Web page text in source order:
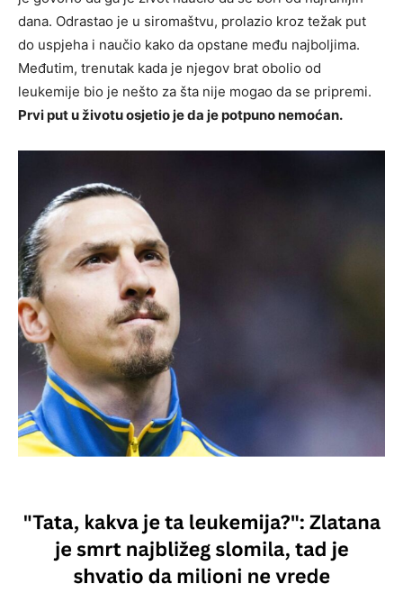
dana. Odrastao je u siromaštvu, prolazio kroz težak put
do uspjeha i naučio kako da opstane među najboljima.
Međutim, trenutak kada je njegov brat obolio od
leukemije bio je nešto za šta nije mogao da se pripremi.
Prvi put u životu osjetio je da je potpuno nemoćan.